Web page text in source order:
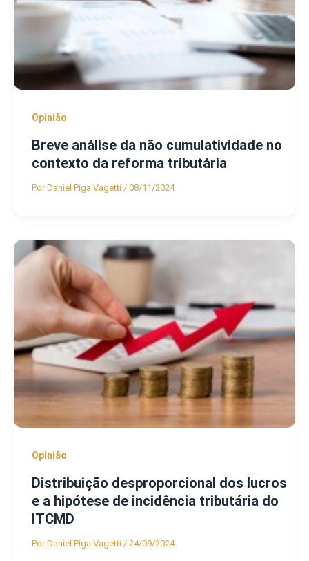
Opinião
Breve análise da não cumulatividade no
contexto da reforma tributária
PorDaniel Piga Vagetti / 08/11/2024
Opinião
Distribuição desproporcional dos lucros
e a hipótese de incidência tributária do
ITCMD
PorDaniel Piga Vagetti / 24/09/2024